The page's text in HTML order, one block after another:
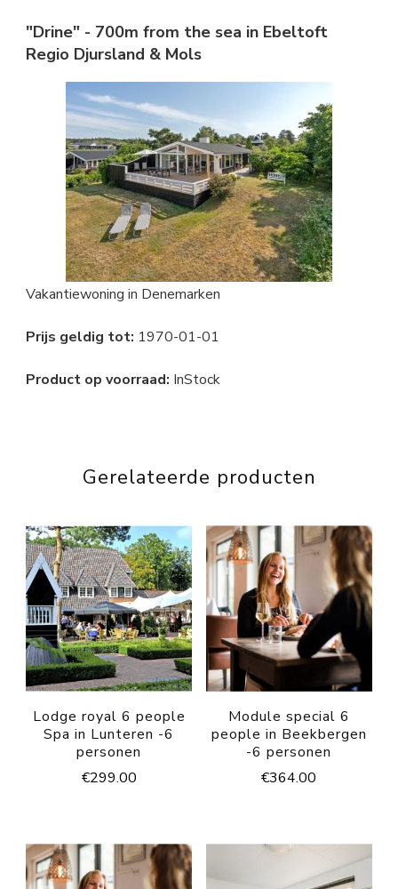
"Drine" - 700m from the sea in Ebeltoft
Regio Djursland & Mols
Vakantiewoning in Denemarken
Prijs geldig tot: 1970-01-01
Product op voorraad: InStock
Gerelateerde producten
Lodge royal 6 people
Spa in Lunteren -6
personen
€299.00
Module special 6
people in Beekbergen
-6 personen
€364.00